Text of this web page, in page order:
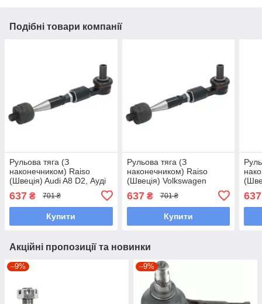
Подібні товари компанії
Рульова тяга (З
наконечником) Raiso
(Швеція) Audi A8 D2, Ауді
А8 Д2 94-09 #RL-404801S
UACCNWQ7
637 ₴ 701 ₴
Купити
Рульова тяга (З
наконечником) Raiso
(Швеція) Volkswagen
Пасат Б5 #RL-404801S
UABZGFM7
637₴ 701 ₴
Купити
637
Акційні пропозиції та новинки
–9% –9%